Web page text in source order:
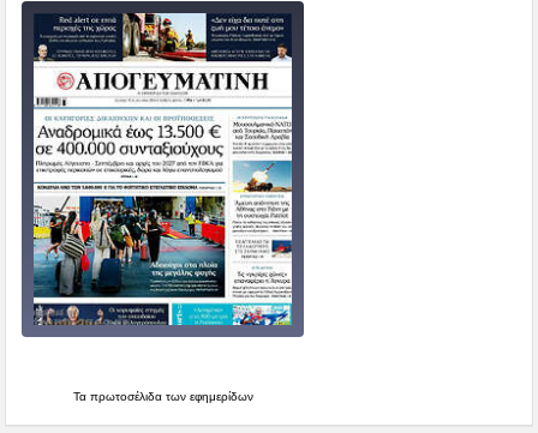
Τα πρωτοσέλιδατων εφημερίδων